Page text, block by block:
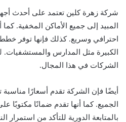
شركة زهرة كلين تعتمد على أحدث
المبيد إلى جميع الأماكن المخفية.
احترافي وسريع. كذلك فإنها توفر
الكبيرة مثل المدارس والمستشفيات.
الشركات في هذا المجال.
أيضًا فإن الشركة تقدم أسعارًا
الجميع. كما أنها تقدم ضمانًا مكتوبًا
بالمتابعة الدورية للتأكد من استمرار